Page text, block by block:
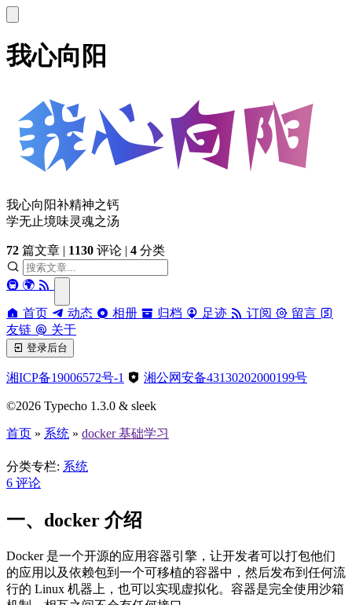
我心向阳
我心向阳补精神之钙
学无止境味灵魂之汤
72 篇文章 | 1130 评论 | 4 分类
🚇 🌍
首页 动态 相册 归档 足迹 订阅
留言
友链
关于
登录后台
湘ICP备19006572号-1 湘公网安备43130202000199号
©2026 Typecho 1.3.0 & sleek
首页 » 系统 » docker 基础学习
分类专栏: 系统
6 评论
一、docker 介绍
Docker 是一个开源的应用容器引擎，让开发者可以打包他们
的应用以及依赖包到一个可移植的容器中，然后发布到任何流
行的 Linux 机器上，也可以实现虚拟化。容器是完全使用沙箱